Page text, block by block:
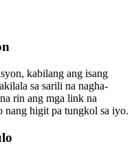
kabilang ang isang
sa sarili na nagha-
rin ang mga link na
nang higit pa tungkol sa iyo.